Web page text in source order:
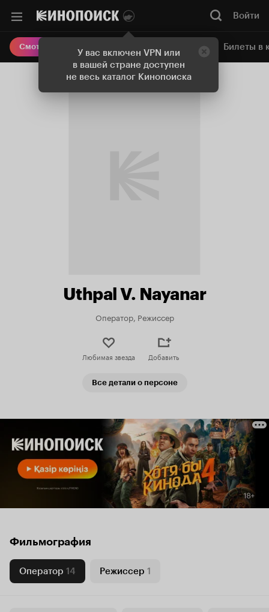
У вас включен VPN или
в вашей стране доступен
не весь каталог Кинопоиска
Войти
Смотреть кино Онлайн-кинотеатр Билеты в
Uthpal V. Nayanar
Оператор, Режиссер
Любимая звезда Добавить
Все детали о персоне
Фильмография
Оператор 14 Режиссер 1